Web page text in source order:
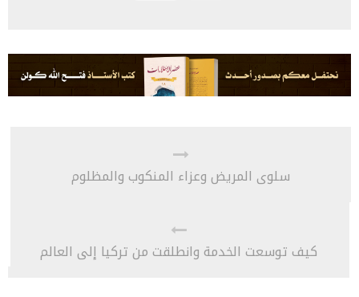
سلوى المريض وعزاء المنكوب والمظلوم
كيف توسعت الخدمة وانطلقت من تركيا إلى العالم